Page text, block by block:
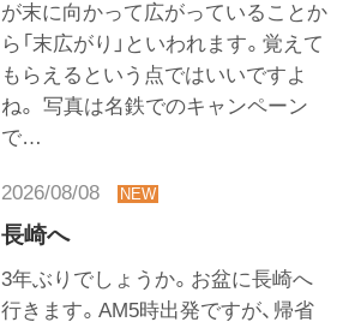
が末に向かって広がっていることか
ら「末広がり」といわれます。覚えて
もらえるという点ではいいですよ
ね。 写真は名鉄でのキャンペーン
で…
2026/08/08
長崎へ
3年ぶりでしょうか。お盆に長崎へ
行きます。AM5時出発ですが、帰省